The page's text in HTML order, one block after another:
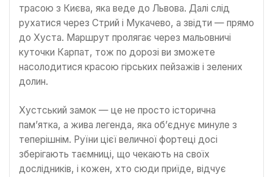
трасою з Києва, яка веде до Львова. Далі слід
рухатися через Стрий і Мукачево, а звідти — прямо
до Хуста. Маршрут пролягає через мальовничі
куточки Карпат, тож по дорозі ви зможете
насолодитися красою гірських пейзажів і зелених
долин.
Хустський замок — це не просто історична
пам’ятка, а жива легенда, яка об’єднує минуле з
теперішнім. Руїни цієї величної фортеці досі
зберігають таємниці, що чекають на своїх
дослідників, і кожен, хто сюди приїде, відчує